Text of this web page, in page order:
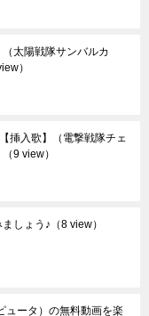
（太陽戦隊サンバルカ
）
挿入歌】（電撃戦隊チェ
（9 view）
しょう♪ （8 view）
ュータ）の無料動画を楽